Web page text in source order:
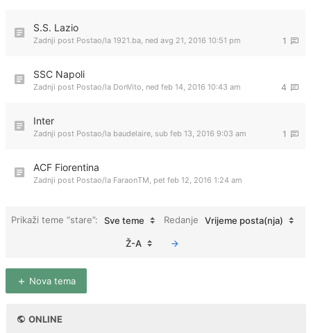
S.S. Lazio
1
Zadnji post Postao/la 1921.ba, ned avg 21, 2016 10:51 pm
SSC Napoli
4
Zadnji post Postao/la DonVito, ned feb 14, 2016 10:43 am
Inter
1
Zadnji post Postao/la baudelaire, sub feb 13, 2016 9:03 am
ACF Fiorentina
Zadnji post Postao/la FaraonTM, pet feb 12, 2016 1:24 am
Prikaži teme “stare”: Sve teme Redanje Vrijeme posta(nja)
Ž-A
Nova tema
ONLINE